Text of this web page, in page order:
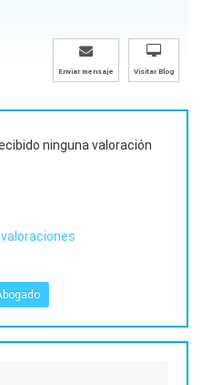
Enviar mensaje Visitar Blog
ninguna valoración